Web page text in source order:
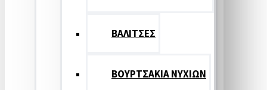
ΒΑΛΙΤΣΕΣ
ΒΟΥΡΤΣΑΚΙΑ ΝΥΧΙΩΝ